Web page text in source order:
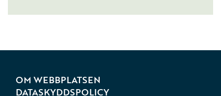
OM WEBBPLATSEN
DATASKYDDSPOLICY